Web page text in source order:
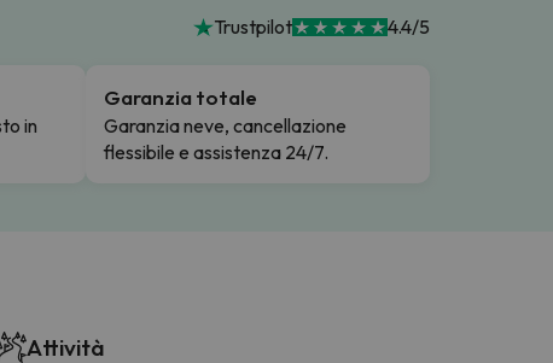
Trustpilot 4.4/5
in
Garanzia totale
Garanzia neve, cancellazione
flessibile e assistenza 24/7.
Attività